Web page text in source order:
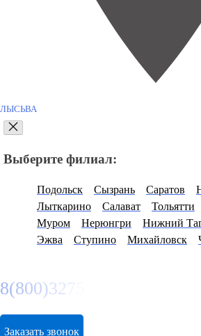
ЛЫСЬВА
Выберите филиал:
Подольск Сызрань Саратов
Лыткарино
Салават Тольятти
Муром
Нерюнгри Нижний
Эжва
Ступино Михайловск
8(800)3275280
Заказать звонок